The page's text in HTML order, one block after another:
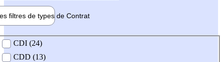
filtres de types de Contrat
contrat
CDI (24)
CDD (13)